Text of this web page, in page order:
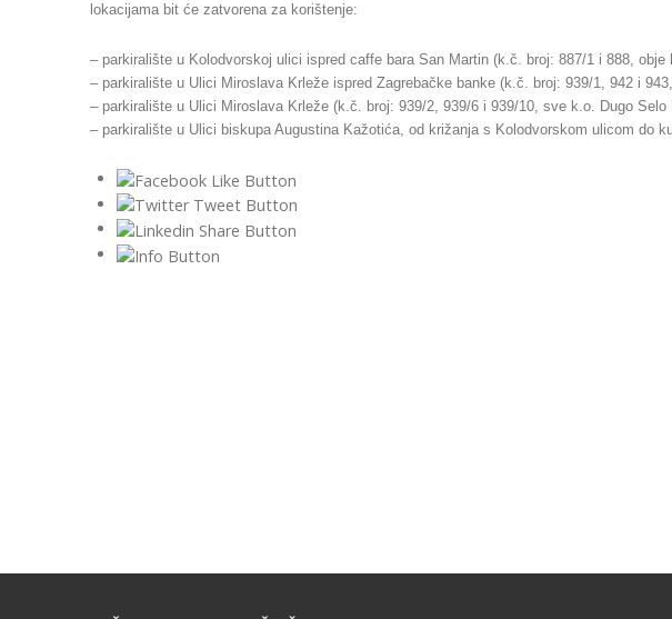
lokacijama bit će zatvorena za korištenje:
– parkiralište u Kolodvorskoj ulici ispred caffe bara San Martin (k.č. broj: 887/1 i 888, obje
– parkiralište u Ulici Miroslava Krleže ispred Zagrebačke banke (k.č. broj: 939/1, 942 i
– parkiralište u Ulici Miroslava Krleže (k.č. broj: 939/2, 939/6 i 939/10, sve k.o. Dugo Selo
– parkiralište u Ulici biskupa Augustina Kažotića, od križanja s Kolodvorskom ulicom do